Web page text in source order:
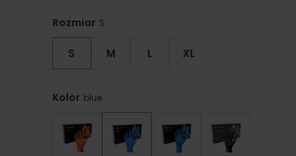
Rozmiar S
S M L XL
Kolor blue